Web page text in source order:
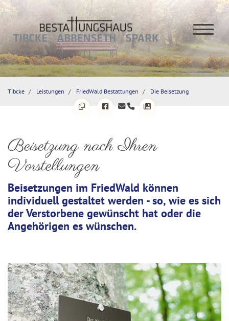
Tibcke Leistungen FriedWald Bestattungen Die Beisetzung
Beisetzung nach Ihren
Vorstellungen
Beisetzungen im FriedWald können
individuell gestaltet werden - so, wie es sich
der Verstorbene gewünscht hat oder die
Angehörigen es wünschen.